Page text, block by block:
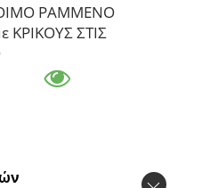
ΡΑΜΜΕΝΟ
ΚΡΙΚΟΥΣ ΣΤΙΣ